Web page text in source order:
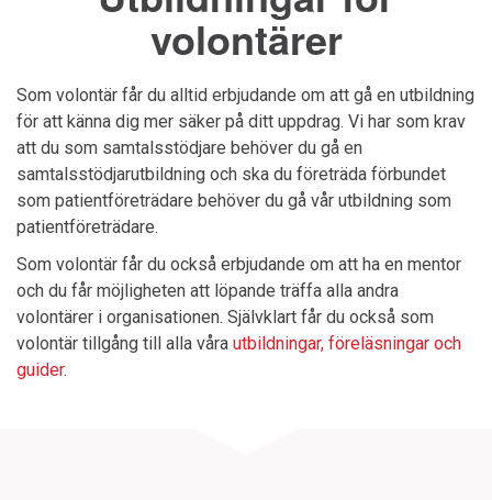
volontärer
Som volontär får du alltid erbjudande om att gå en utbildning
för att känna dig mer säker på ditt uppdrag. Vi har som krav
att du som samtalsstödjare behöver du gå en
samtalsstödjarutbildning och ska du företräda förbundet
som patientföreträdare behöver du gå vår utbildning som
patientföreträdare.
Som volontär får du också erbjudande om att ha en mentor
och du får möjligheten att löpande träffa alla andra
volontärer i organisationen. Självklart får du också som
volontär tillgång till alla våra utbildningar, föreläsningar och
guider.